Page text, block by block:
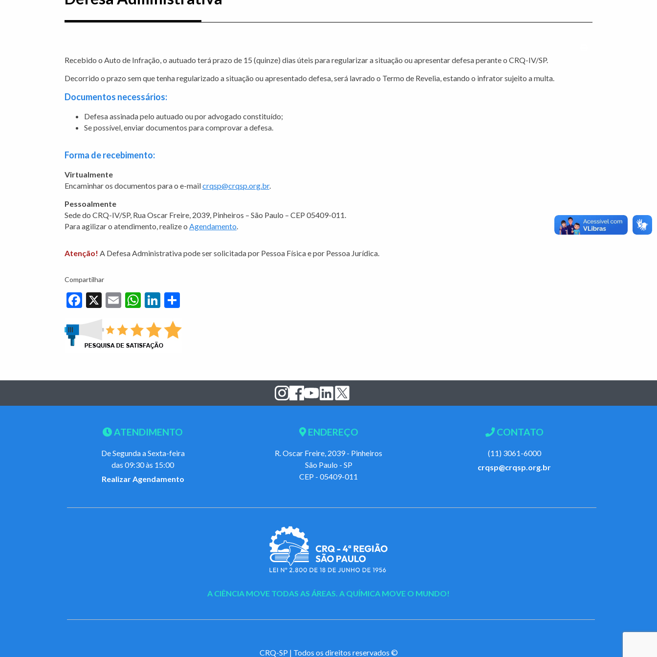
Recebido o Auto de Infração, o autuado terá prazo de 15 (quinze) dias úteis para regularizar a situação ou apresentar defesa perante o CRQ-IV/SP.
Decorrido o prazo sem que tenha regularizado a situação ou apresentado defesa, será lavrado o Termo de Revelia, estando o infrator sujeito a multa.
Documentos necessários:
Defesa assinada pelo autuado ou por advogado constituído;
Se possível, enviar documentos para comprovar a defesa.
Forma de recebimento:
Virtualmente
Encaminhar os documentos para o e-mailcrqsp@crqsp.org.br.
Pessoalmente
Sede do CRQ-IV/SP, Rua Oscar Freire, 2039, Pinheiros – São Paulo – CEP 05409-011.
Para agilizar o atendimento, realize o Agendamento.
Atenção! A Defesa Administrativa pode ser solicitada por Pessoa Física e por Pessoa Jurídica.
Compartilhar
Facebook
X EmailWhatsApp
LinkedIn
ATENDIMENTO
De Segunda a Sexta-feira
das 09:30 às 15:00
Realizar Agendamento
ENDEREÇO
R. Oscar Freire, 2039 - Pinheiros
São Paulo - SP
CEP - 05409-011
CONTATO
(11) 3061-6000
crqsp@crqsp.org.br
A CIÊNCIA MOVE TODAS AS ÁREAS. A QUÍMICA MOVE O MUNDO!
CRQ-SP | Todos os direitos reservados ©